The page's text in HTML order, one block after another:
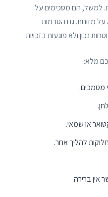
למשל, הם מסכימים על
מזונות. גם הסכמות
נכון ולא פוגעות בזכויות.
מלא:
מסמכים.
או שמאי.
להליך אחר.
אין ברירה.